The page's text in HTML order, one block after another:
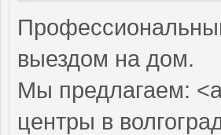
выездом на дом.
Мы предлагаем:
центры в